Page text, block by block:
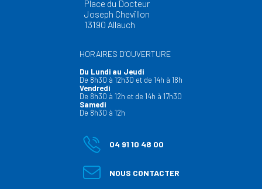
Ecole élémentaire Louis Nivière
04 86 67 46 75
VOIR LA FICHE
Place du Docteur
Joseph Chevillon
13190 Allauch
HORAIRES D’OUVERTURE
Du Lundi au Jeudi
De 8h30 à 12h30 et de 14h à 18h
Vendredi
De 8h30 à 12h et de 14h à 17h30
Samedi
De 8h30 à 12h
04 91 10 48 00
NOUS CONTACTER